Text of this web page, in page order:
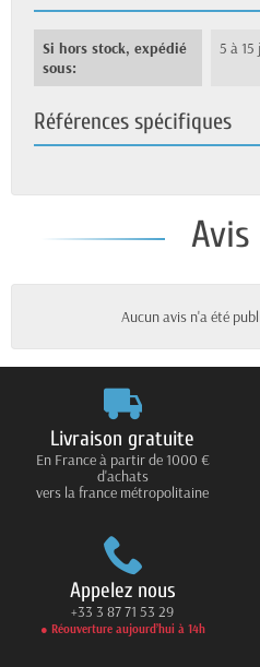
Si hors stock, expédié
sous:
5 à 15
Références spécifiques
Avis
Aucun avis n'a été
Livraison gratuite
En France à partir de 1000 €
d'achats
vers la france métropolitaine
Appelez nous
+33 3 87 71 53 29
● Réouverture aujourd’hui à 14h